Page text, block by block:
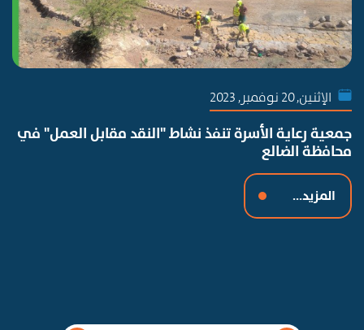
الإثنين, 20 نوفمبر, 2023
جمعية رعاية الأسرة تنفذ نشاط "النقد مقابل العمل" في
محافظة الضالع
المزيد...